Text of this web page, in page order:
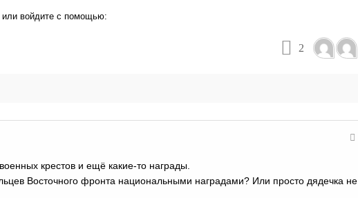
или войдите с помощью:
2
крестов и ещё какие-то награды.
Восточного фронта национальными наградами? Или просто дядечка не